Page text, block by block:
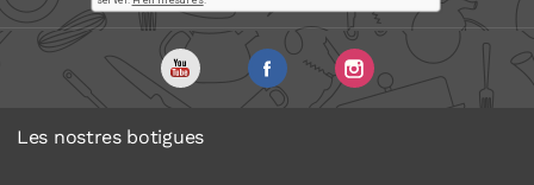
Les nostres botigues